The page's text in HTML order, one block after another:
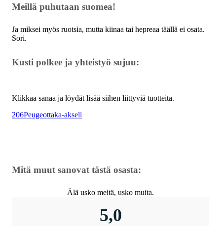
Klikkaa sanaa ja löydät lisää siihen liittyviä tuotteita.
206Peugeottaka-akseli
Mitä muut sanovat tästä osasta:
Älä usko meitä, usko muita.
5,0
Meillä puhutaan suomea!
Ja miksei myös ruotsia, mutta kiinaa tai hepreaa täällä ei osata.
Sori.
Kusti polkee ja yhteistyö sujuu: